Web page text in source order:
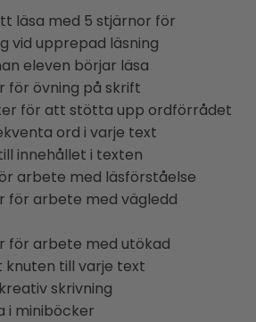
läsa med 5 stjärnor för
vid upprepad läsning
eleven börjar läsa
för övning på skrift
för att stötta upp ordförrådet
ord i varje text
innehållet i texten
arbete med läsförståelse
för arbete med vägledd
för arbete med utökad
knuten till varje text
skrivning
i miniböcker